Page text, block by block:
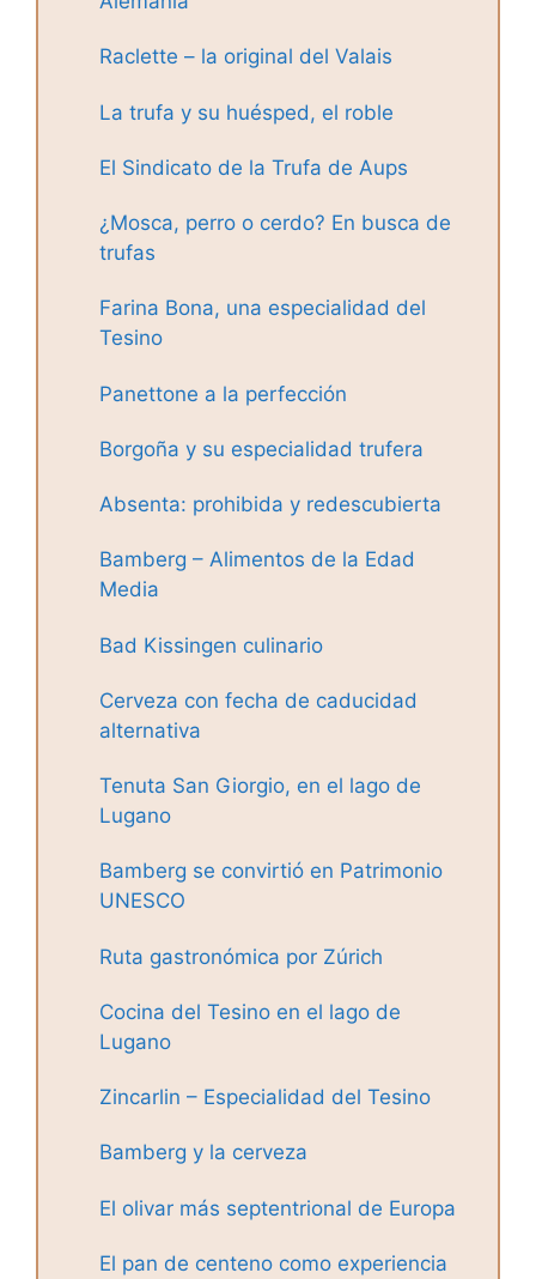
Raclette – la original del Valais
La trufa y su huésped, el roble
El Sindicato de la Trufa de Aups
¿Mosca, perro o cerdo? En busca de
trufas
Farina Bona, una especialidad del
Tesino
Panettone a la perfección
Borgoña y su especialidad trufera
Absenta: prohibida y redescubierta
Bamberg – Alimentos de la Edad
Media
Bad Kissingen culinario
Cerveza con fecha de caducidad
alternativa
Tenuta San Giorgio, en el lago de
Lugano
Bamberg se convirtió en Patrimonio
UNESCO
Ruta gastronómica por Zúrich
Cocina del Tesino en el lago de
Lugano
Zincarlin – Especialidad del Tesino
Bamberg y la cerveza
El olivar más septentrional de Europa
El pan de centeno como experiencia